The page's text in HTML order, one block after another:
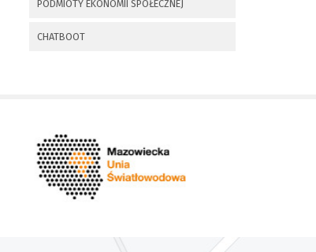
Bitwy pod
informacyjne 28.09.2021 r.
Invalid date
Ludowych Regionów
PODMIOTY EKONOMII SPOŁECZNEJ
CHATBOOT